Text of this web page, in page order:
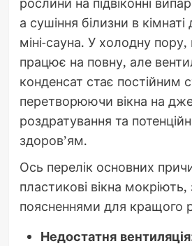
а сушіння білизни в
міні-сауна. У холодну
працює на повну, але
конденсат стає постійним
перетворюючи вікна на
роздратування та
здоров’ям.
Ось перелік основних
пластикові вікна
поясненнями для кращого
Недостатня